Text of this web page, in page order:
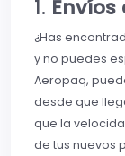
1. Envíos
¿Has
y no puedes
Aeropaq,
desde que
que la
de tus nuevos